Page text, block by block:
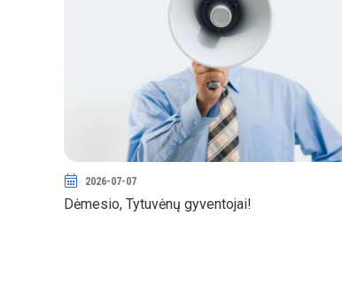
2026-07-07
Dėmesio, Tytuvėnų gyventojai!